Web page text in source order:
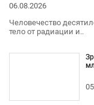
06.08.2026
Человечество
тело от радиации и..